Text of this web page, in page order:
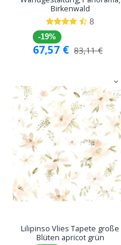
Birkenwald
8
-19%
67,57 € 83,11€
Lilipinso Vlies Tapete große
Blüten apricot grün